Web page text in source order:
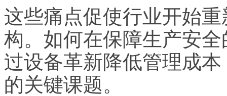
这些痛点促使行业开始
构。如何在保障生产安
过设备革新降低管理成
的关键课题。